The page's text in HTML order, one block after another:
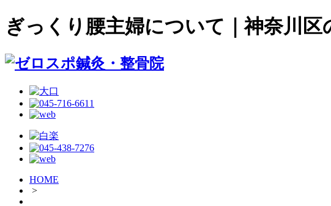
ぎっくり腰主婦について｜神奈川
HOME
>